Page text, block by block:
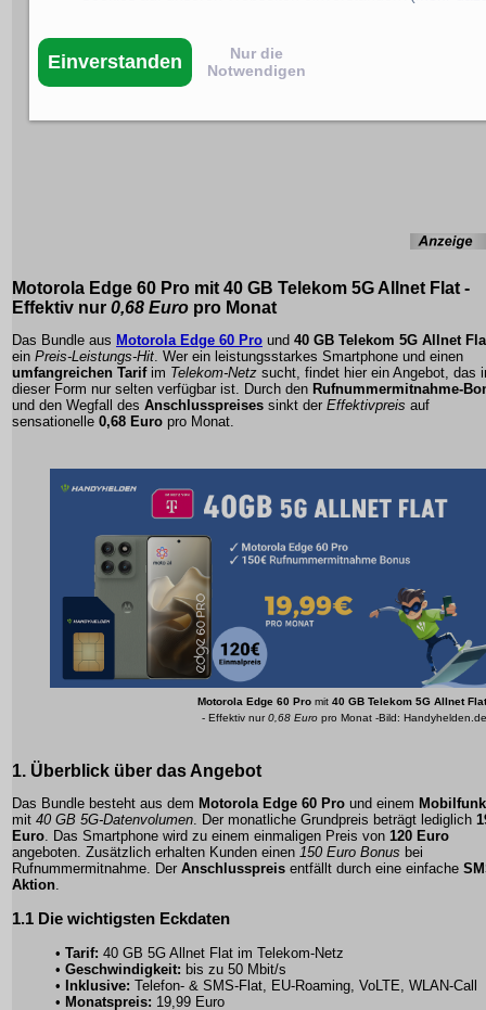
Motorola Edge 60 Pro mit 40 GB Telekom 5G Allnet Flat -
Effektiv nur 0,68 Euro pro Monat
Das Bundle aus Motorola Edge 60 Pro und 40 GB Telekom 5G Allnet
ein Preis-Leistungs-Hit. Wer ein leistungsstarkes Smartphone und einen
umfangreichen Tarifim Telekom-Netz sucht, findet hier ein Angebot, das
dieser Form nur selten verfügbar ist. Durch den Rufnummermitnahme-
und den Wegfall des Anschlusspreises sinkt der Effektivpreis auf
sensationelle 0,68 Euro pro Monat.
Motorola Edge 60 Pro mit 40 GB Telekom 5G Allnet Flat
- Effektiv nur0,68 Euro pro Monat -Bild: Handyhelden.de
1. Überblick über das Angebot
Das Bundle besteht aus dem Motorola Edge 60 Pro und einem
mit 40 GB 5G-Datenvolumen. Der monatliche Grundpreis beträgt lediglich
Euro. Das Smartphone wird zu einem einmaligen Preis von 120 Euro
angeboten. Zusätzlich erhalten Kunden einen 150 Euro Bonus bei
Rufnummermitnahme. Der Anschlusspreis entfällt durch eine einfache
Aktion.
1.1 Die wichtigsten Eckdaten
• Tarif: 40 GB 5G Allnet Flat im Telekom-Netz
• Geschwindigkeit: bis zu 50 Mbit/s
• Inklusive: Telefon- & SMS-Flat, EU-Roaming, VoLTE, WLAN-Call
• Monatspreis: 19,99 Euro
Einverstanden
Nur die
Notwendigen